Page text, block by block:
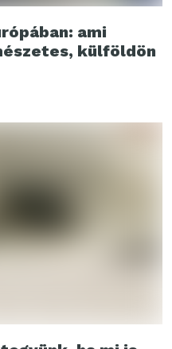
ami
külföldön